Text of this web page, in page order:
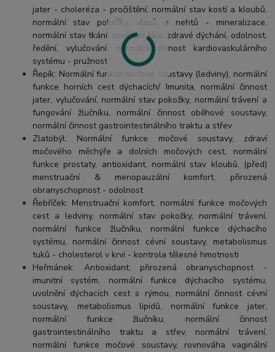
jater - choleréza - pročištění, normální stav kostí a kloubů,
normální stav pokožky, vlasů a nehtů - mineralizace,
normální stav tkání, osvěžení těla, zdravé dýchání, odolnost,
ředění, vylučování, normální činnost kardiovaskulárního
systému - pružnost
Řepík: Normální funkce močové soustavy (ledviny), normální
funkce horních cest dýchacích/ Imunita, normální činnost
jater, vylučování, normální stav pokožky, normální trávení a
fungování žlučníku, normální činnost oběhové soustavy,
normální činnost gastrointestinálního traktu a střev
Zlatobýl: Normální funkce močové soustavy, zdraví
močového měchýře a dolních močových cest, normální
funkce prostaty, antioxidant, normální stav kloubů, (před)
menstruační & menopauzální komfort, přirozená
obranyschopnost - odolnost
Řebříček: Menstruační komfort, normální funkce močových
cest a ledviny, normální stav pokožky, normální trávení,
normální funkce žlučníku, normální funkce dýchacího
systému, normální činnost cévní soustavy, metabolismus
tuků - cholesterol v krvi - kontrola tělesné hmotnosti
Heřmánek: Antioxidant, přirozená obranyschopnost -
imunitní systém, normální funkce dýchacího systému,
uvolnění dýchacích cest s rýmou, normální činnost cévní
soustavy, metabolismus lipidů, normální funkce jater,
normální funkce žlučníku, normální činnost
gastrointestinálního traktu a střev, normální trávení,
normální funkce močové soustavy, rovnováha vaginální